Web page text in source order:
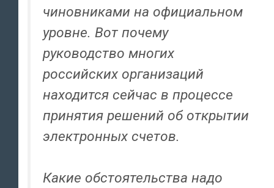
чиновниками на официальном
уровне. Вот почему
руководство многих
российских организаций
находится сейчас в процессе
принятия решений об открытии
электронных счетов.
Какие обстоятельства надо